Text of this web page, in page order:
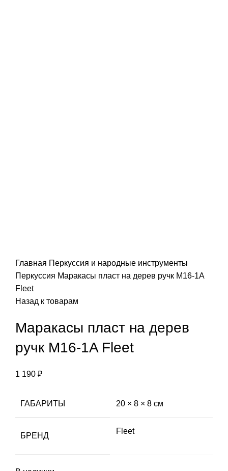
Главная Перкуссия и народные инструменты
Перкуссия Маракасы пласт на дерев ручк M16-1A
Fleet
Назад к товарам
Маракасы пласт на дерев
ручк M16-1A Fleet
1 190 ₽
ГАБАРИТЫ 20 × 8 × 8 см
БРЕНД
Fleet